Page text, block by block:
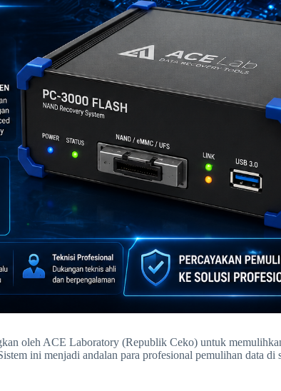
oleh ACE Laboratory (Republik Ceko) untuk
ini menjadi andalan para profesional pemulihan data